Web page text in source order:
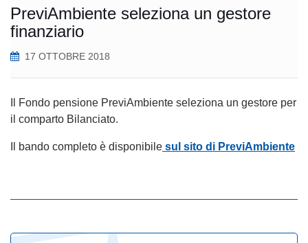
PreviAmbiente seleziona un gestore
finanziario
17 OTTOBRE 2018
Il Fondo pensione PreviAmbiente seleziona un gestore per
il comparto Bilanciato.
Il bando completo è disponibile sul sito di PreviAmbiente